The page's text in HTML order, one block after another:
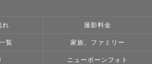
れ 撮影料金
覧 家族、ファミリー
ニューボーンフォト